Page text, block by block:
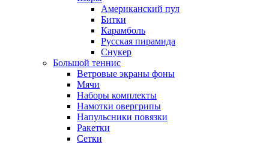
Американский пул
Битки
Карамболь
Русская пирамида
Снукер
Большой теннис
Ветровые экраны фоны
Мячи
Наборы комплекты
Намотки овергрипы
Напульсники повязки
Ракетки
Сетки